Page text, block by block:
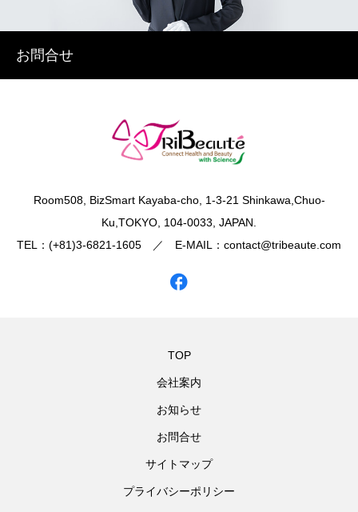
お問合せ
​Room508, BizSmart Kayaba-cho, 1-3-21 Shinkawa,Chuo-
Ku,TOKYO, 104-0033, JAPAN.
TEL：(+81)3-6821-1605 ／ E-MAIL：contact@tribeaute.com
TOP
会社案内
お知らせ
お問合せ
サイトマップ
プライバシーポリシー